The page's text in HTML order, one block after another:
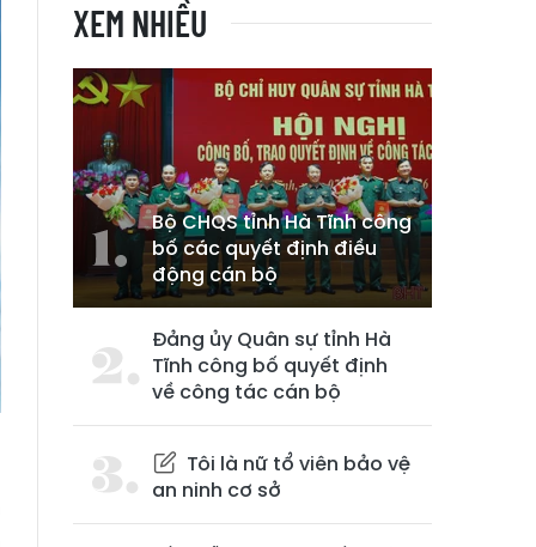
XEM NHIỀU
Bộ CHQS tỉnh Hà Tĩnh công
bố các quyết định điều
động cán bộ
Đảng ủy Quân sự tỉnh Hà
Tĩnh công bố quyết định
về công tác cán bộ
Tôi là nữ tổ viên bảo vệ
an ninh cơ sở